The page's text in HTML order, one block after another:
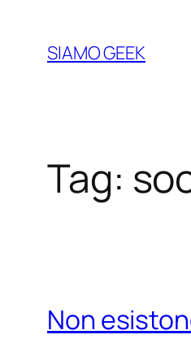
contenuto
SIAMO GEEK
Tag:
Non